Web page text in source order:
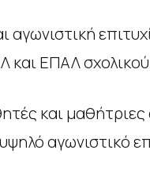
αγωνιστική
και ΕΠΑΛ
και
αγωνιστικό